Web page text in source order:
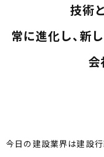
技術
常に進化し、新
会
今日の建設業界は建設